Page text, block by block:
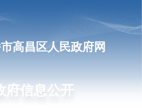
高昌区人民政府网
府信息公开